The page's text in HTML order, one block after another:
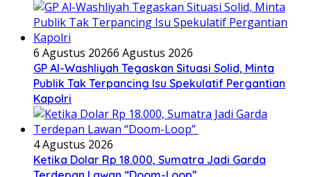
6 Agustus 20266 Agustus 2026
GP Al-Washliyah Tegaskan Situasi Solid, Minta
Publik Tak Terpancing Isu Spekulatif Pergantian
Kapolri
4 Agustus 2026
Ketika Dolar Rp 18.000, Sumatra Jadi Garda